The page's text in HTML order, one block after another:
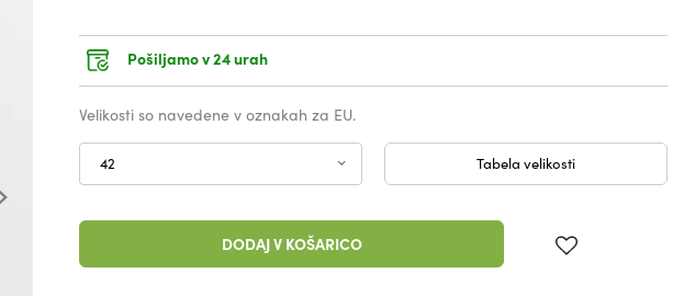
Pošiljamo v 24 urah
Velikosti so navedene v oznakah za EU.
42 Tabela velikosti
DODAJ V KOŠARICO